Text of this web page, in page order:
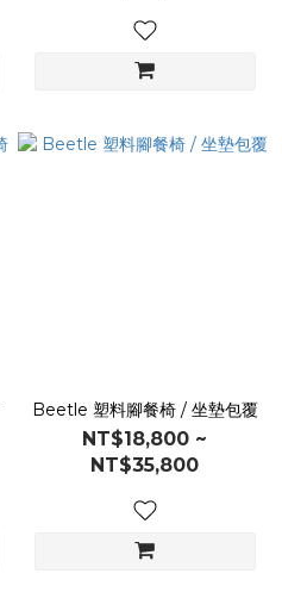
Beetle 塑料腳餐椅 / 坐墊包覆
NT$18,800 ~
NT$35,800